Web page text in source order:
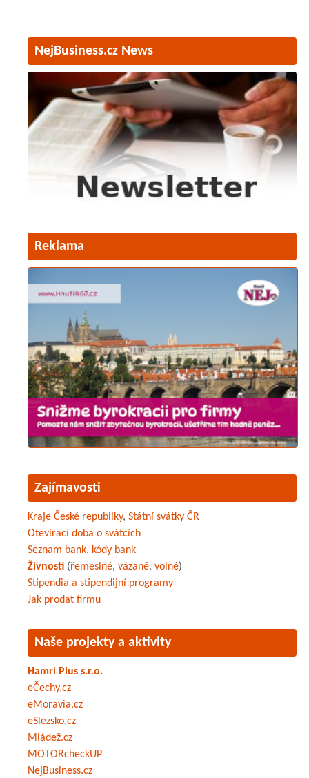
NejBusiness.cz News
Reklama
Zajímavosti
Kraje České republiky, Státní svátky ČR
Otevírací doba o svátcích
Seznam bank, kódy bank
Živnosti (řemeslné, vázané, volné)
Stipendia a stipendijní programy
Jak prodat firmu
Naše projekty a aktivity
Hamri Plus s.r.o.
eČechy.cz
eMoravia.cz
eSlezsko.cz
Mládež.cz
MOTORcheckUP
NejBusiness.cz